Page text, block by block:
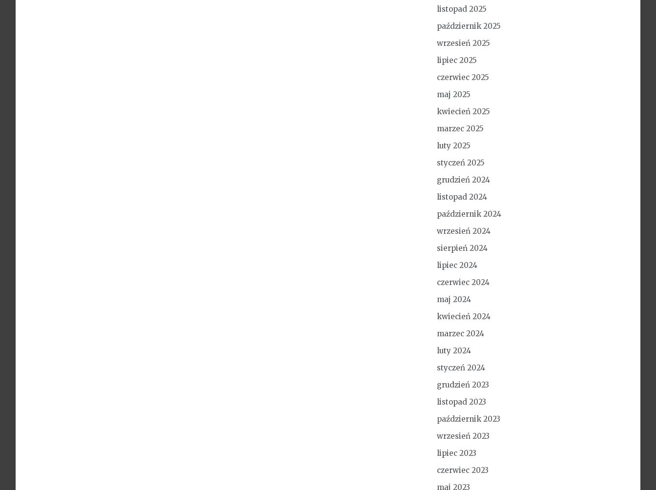
listopad 2025
październik 2025
wrzesień 2025
lipiec 2025
czerwiec 2025
maj 2025
kwiecień 2025
marzec 2025
luty 2025
styczeń 2025
grudzień 2024
listopad 2024
październik 2024
wrzesień 2024
sierpień 2024
lipiec 2024
czerwiec 2024
maj 2024
kwiecień 2024
marzec 2024
luty 2024
styczeń 2024
grudzień 2023
listopad 2023
październik 2023
wrzesień 2023
lipiec 2023
czerwiec 2023
maj 2023